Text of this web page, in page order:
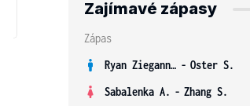
Zajímavé zápasy
Zápas
Ryan Ziegann S. - Oster S.
Sabalenka A. - Zhang S.